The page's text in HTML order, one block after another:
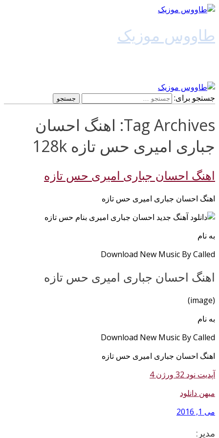
طاووس موزیک
جستجو برای:
Tag Archives: اهنگ احسان
جباری امیری حس تازه 128k
اهنگ احسان جباری امیری حس تازه
اهنگ احسان جباری امیری حس تازه
به نام
Download New Music By Called
اهنگ احسان جباری امیری حس تازه
(image)
به نام
Download New Music By Called
اهنگ احسان جباری امیری حس تازه
آپدیت نود 32 ورژن 4
میهن دانلود
می 1, 2016
مدیر: